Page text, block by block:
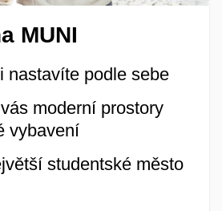
MUNI
nastavíte podle sebe
moderní prostory
vybavení
studentské město